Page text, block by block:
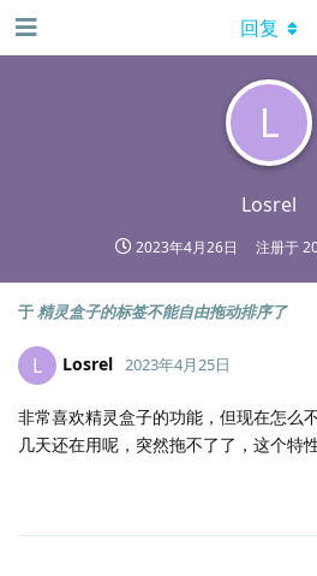
L
Losrel
2023年4月26日 注册于
回复
于精灵盒子的标签不能自由拖动排序了
L Losrel 2023年4月25日
非常喜欢精灵盒子的功能，但现在怎么
几天还在用呢，突然拖不了了，这个特